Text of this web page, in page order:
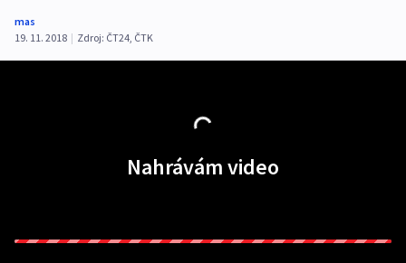
mas
19. 11. 2018 | Zdroj: ČT24, ČTK
Nahrávám video